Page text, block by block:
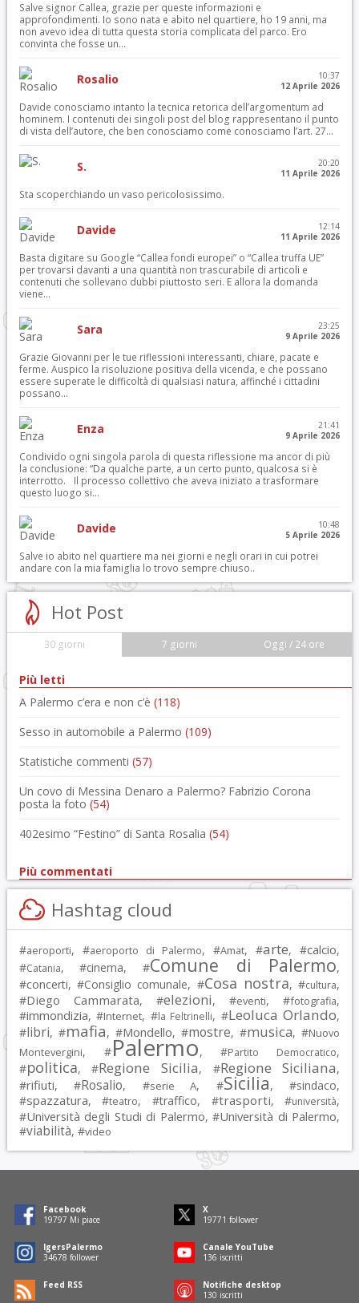
Salve signor Callea, grazie per queste informazioni e
approfondimenti. Io sono nata e abito nel quartiere, ho 19 anni, ma
non avevo idea di tutta questa storia complicata del parco. Ero
convinta che fosse un...
Rosalio
10:37
12 Aprile 2026
Davide conosciamo intanto la tecnica retorica dell’argomentum ad
hominem. I contenuti dei singoli post del blog rappresentano il punto
di vista dell’autore, che ben conosciamo come conosciamo l’art. 27...
S.
20:20
11 Aprile 2026
Sta scoperchiando un vaso pericolosissimo.
Davide
12:14
11 Aprile 2026
Basta digitare su Google “Callea fondi europei” o “Callea truffa UE”
per trovarsi davanti a una quantità non trascurabile di articoli e
contenuti che sollevano dubbi piuttosto seri. E allora la domanda
viene...
Sara
23:25
9 Aprile 2026
Grazie Giovanni per le tue riflessioni interessanti, chiare, pacate e
ferme. Auspico la risoluzione positiva della vicenda, e che possano
essere superate le difficoltà di qualsiasi natura, affinché i cittadini
possano...
Enza
21:41
9 Aprile 2026
Condivido ogni singola parola di questa riflessione ma ancor di più
la conclusione: “Da qualche parte, a un certo punto, qualcosa si è
interrotto. Il processo collettivo che aveva iniziato a trasformare
questo luogo si...
Davide
10:48
5 Aprile 2026
Salve io abito nel quartiere ma nei giorni e negli orari in cui potrei
andare con la mia famiglia lo trovo sempre chiuso..
Hot Post
30 giorni 7 giorni Oggi / 24 ore
Più letti
A Palermo c’era e non c’è (118)
Sesso in automobile a Palermo (109)
Statistiche commenti (57)
Un covo di Messina Denaro a Palermo? Fabrizio Corona
posta la foto (54)
402esimo “Festino” di Santa Rosalia (54)
Più commentati
Hashtag cloud
#aeroporti, #aeroporto di Palermo, #Amat, #arte, #calcio,
#Catania, #cinema, #Comune di Palermo,
#concerti, #Consiglio comunale, #Cosa nostra, #cultura,
#Diego Cammarata, #elezioni, #eventi, #fotografia,
#immondizia, #Internet, #la Feltrinelli, #Leoluca Orlando,
#libri, #mafia, #Mondello, #mostre, #musica, #Nuovo
Montevergini, #Palermo, #Partito Democratico,
#politica, #Regione Sicilia, #Regione Siciliana,
#rifiuti, #Rosalio, #serie A, #Sicilia, #sindaco,
#spazzatura, #teatro, #traffico, #trasporti, #università,
#Università degli Studi di Palermo, #Università di Palermo,
#viabilità, #video
Facebook
19797 Mi piace
X
19771 follower
IgersPalermo
34678 follower
Canale YouTube
136 iscritti
Feed RSS
Notifiche desktop
130 iscritti